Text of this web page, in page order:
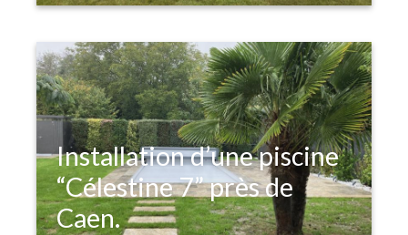
Installation d’une piscine
“Célestine 7” près de
Caen.